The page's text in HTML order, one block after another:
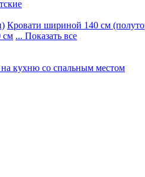
Кровати шириной 140 см
см ... Показать все
кухню со спальным местом